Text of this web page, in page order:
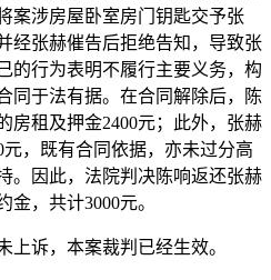
案涉房屋卧室房门钥匙交予张
经张赫催告后拒绝告知，导致张
的行为表明不履行主要义务，构
同于法有据。在合同解除后，陈
房租及押金2400元；此外，张赫
，既有合同依据，亦未过分高
。因此，法院判决陈响返还张赫
，共计3000元。
上诉，本案裁判已经生效。